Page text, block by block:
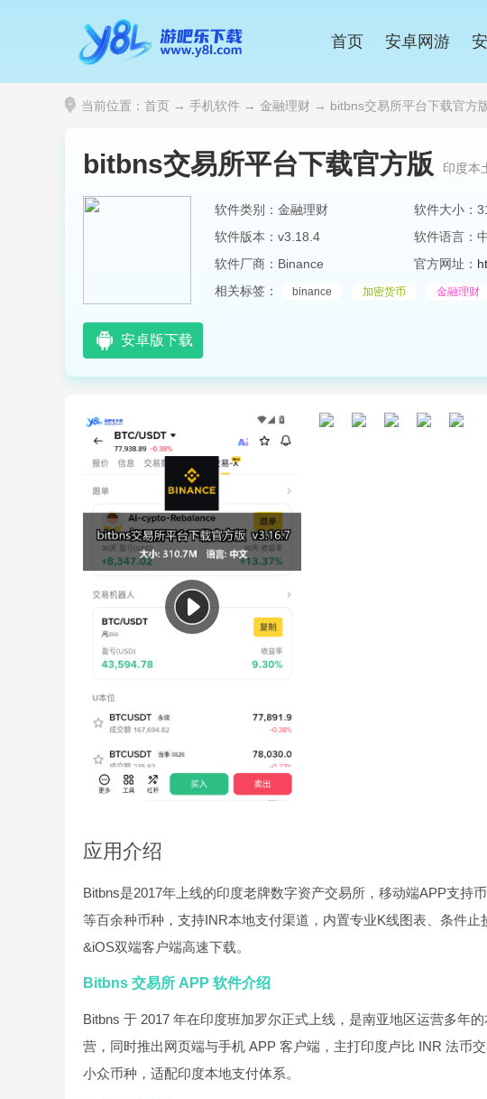
首页 安卓网游
当前位置： 首页 → 手机软件 → 金融理财 → bitbns交易所平台下载官方
bitbns交易所平台下载官方版 印度本
软件类别：金融理财 软件大小：
软件版本：v3.18.4
软件语言：
软件厂商：Binance
官方网址：
相关标签：
binance 加密货币 金融理财
安卓版下载
应用介绍
Bitbns是2017年上线的印度老牌数字资产交易所，移动端APP支持
等百余种币种，支持INR本地支付渠道，内置专业K线图表、条件
&iOS双端客户端高速下载。
Bitbns 交易所 APP 软件介绍
Bitbns 于 2017 年在印度班加罗尔正式上线，是南亚地区运营多年
营，同时推出网页端与手机 APP 客户端，主打印度卢比 INR 法币
小众币种，适配印度本地支付体系。